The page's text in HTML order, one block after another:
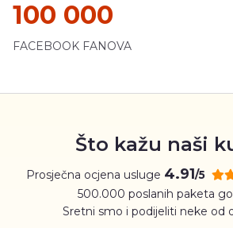
100 000
FACEBOOK FANOVA
Što kažu naši
Prosječna ocjena usluge 4.91/5
500.000 poslanih paketa
Sretni smo i podijeliti neke od